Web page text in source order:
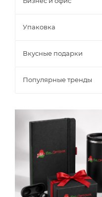
Упаковка
Вкусные подарки
Популярные тренды